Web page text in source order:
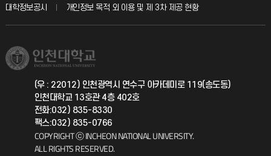
취업정보(학생)
학생서비스 지킴이
총동문회
교육혁신본부
국제지원과
공자아카데미
기초교육원
대학정보공시
개인정보 목적 외 이용 및 제 3차 제공 현황
(우 : 22012) 인천광역시 연수구 아카데미로 119(송도동)
인천대학교 13호관 4층 402호
전화:032) 835-8330
팩스:032) 835-0766
COPYRIGHT ⓒ INCHEON NATIONAL UNIVERSITY.
ALL RIGHTS RESERVED.